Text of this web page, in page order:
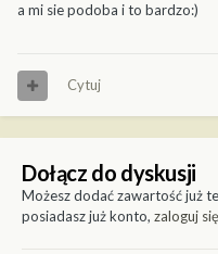
a mi sie podoba i to bardzo:)
Cytuj
Dołącz do dyskusji
Możesz dodać zawartość już
posiadasz już konto, zaloguj się